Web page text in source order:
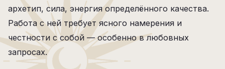
архетип, сила, энергия определённого качества.
Работа с ней требует ясного намерения и
честности с собой — особенно в любовных
запросах.